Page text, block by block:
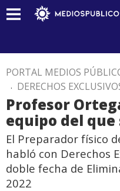
PORTAL MEDIOS
. DERECHOS
Profesor
equipo del
El Preparador físico
habló con Derechos
doble fecha de
2022